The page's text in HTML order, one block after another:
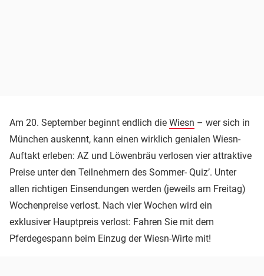
Am 20. September beginnt endlich die Wiesn – wer sich in
München auskennt, kann einen wirklich genialen Wiesn-
Auftakt erleben: AZ und Löwenbräu verlosen vier attraktive
Preise unter den Teilnehmern des Sommer- Quiz’. Unter
allen richtigen Einsendungen werden (jeweils am Freitag)
Wochenpreise verlost. Nach vier Wochen wird ein
exklusiver Hauptpreis verlost: Fahren Sie mit dem
Pferdegespann beim Einzug der Wiesn-Wirte mit!